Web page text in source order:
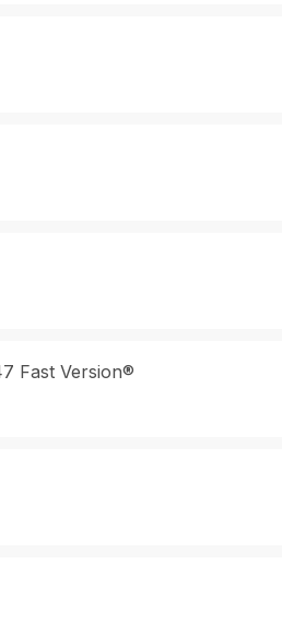
Fast Version®